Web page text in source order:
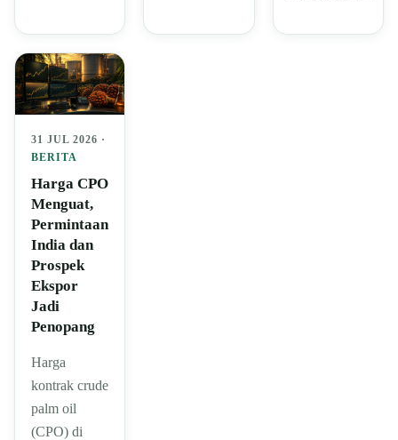
31 JUL 2026 ·
BERITA
Harga CPO
Menguat,
Permintaan
India dan
Prospek
Ekspor
Jadi
Penopang
Harga
kontrak crude
palm oil
(CPO) di